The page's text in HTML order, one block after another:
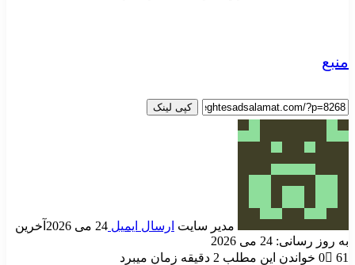
منبع
کپی لینک
مدیر سایت ارسال ایمیل 24 می 2026
آخرین
به روز رسانی: 24 می 2026
0
61
خواندن این مطلب 2 دقیقه زمان میبرد